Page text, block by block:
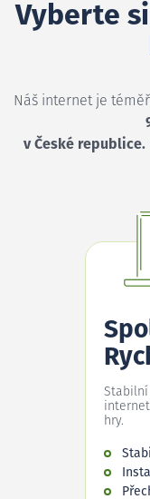
Vyberte
Náš internet je
v České republice.
hry.